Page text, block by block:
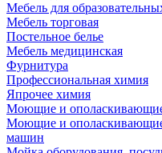
Мебель для
Мебель торговая
Постельное белье
Мебель медицинская
Фурнитура
Профессиональная химия
Япрочее химия
Моющие и ополаскивающие
Моющие и ополаскивающие
машин